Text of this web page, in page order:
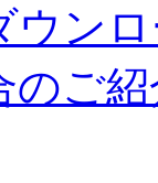
ウン
のご